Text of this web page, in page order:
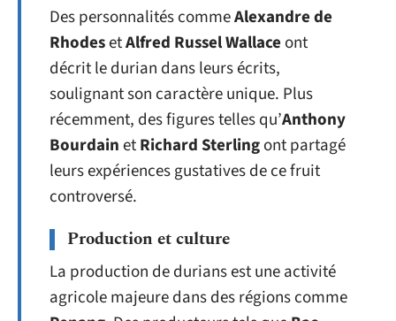
Des personnalités commeAlexandre de
RhodesetAlfred Russel Wallace ont
décrit le durian dans leurs écrits,
soulignant son caractère unique. Plus
récemment, des figures telles qu’Anthony
BourdainetRichard Sterlingont partagé
leurs expériences gustatives de ce fruit
controversé.
Production et culture
La production de durians est une activité
agricole majeure dans des régions comme